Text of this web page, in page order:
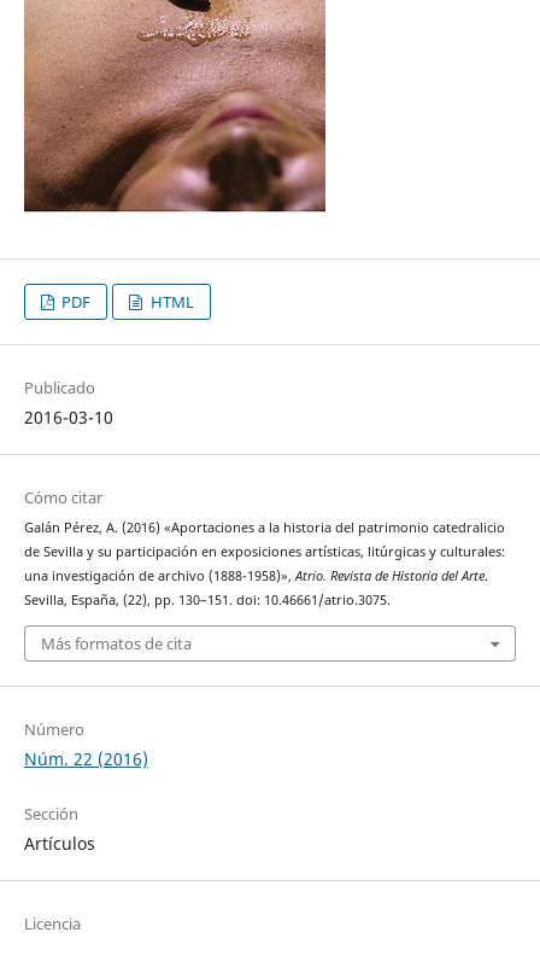
PDF HTML
Publicado
2016-03-10
Cómo citar
Galán Pérez, A. (2016) «Aportaciones a la historia del patrimonio catedralicio
de Sevilla y su participación en exposiciones artísticas, litúrgicas y culturales:
una investigación de archivo (1888-1958)»,Atrio. Revista de Historia del Arte.
Sevilla, España, (22), pp. 130–151. doi: 10.46661/atrio.3075.
Más formatos de cita
Número
Núm. 22 (2016)
Sección
Artículos
Licencia